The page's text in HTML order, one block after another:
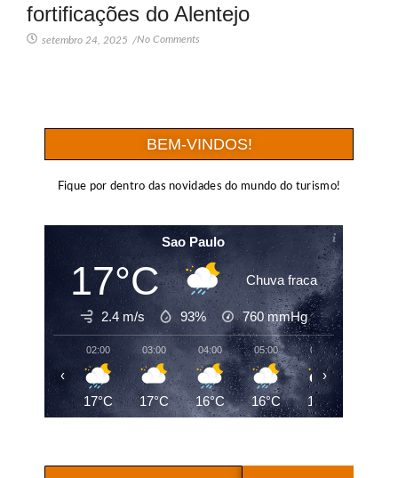
fortificações do Alentejo
setembro 24, 2025 /No Comments
BEM-VINDOS!
Fique por dentro das novidades do mundo do turismo!
Sao Paulo
17°C Chuva fraca
2.4 m/s 93% 760mmHg
02:00
17°C
03:00
17°C
04:00
16°C
05:00
16°C
06:00
16°C
‹ ›